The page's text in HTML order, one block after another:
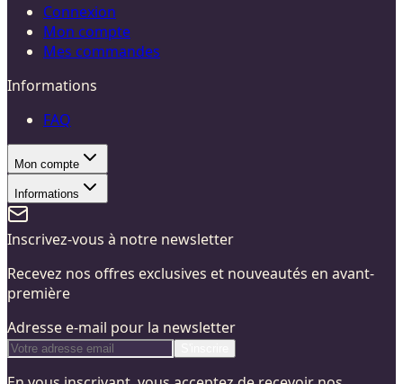
Connexion
Mon compte
Mes commandes
Informations
FAQ
Mon compte
Informations
Inscrivez-vous à notre newsletter
Recevez nos offres exclusives et nouveautés en avant-
première
Adresse e-mail pour la newsletter